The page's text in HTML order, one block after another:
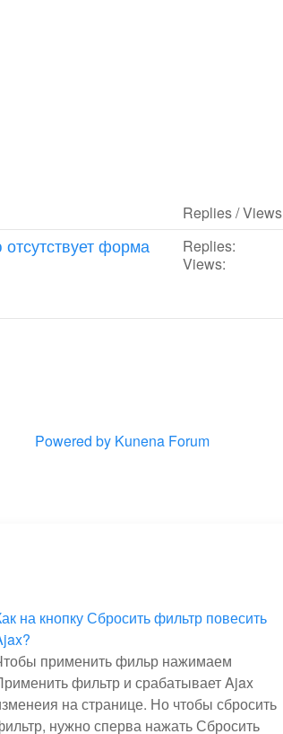
Replies / Views
форма
Replies:
Views:
Powered by Kunena Forum
на кнопку Сбросить фильтр повесить
применить фильр нажимаем
фильтр и срабатывает Ajax
на странице. Но чтобы сбросить
нужно сперва нажать Сбросить